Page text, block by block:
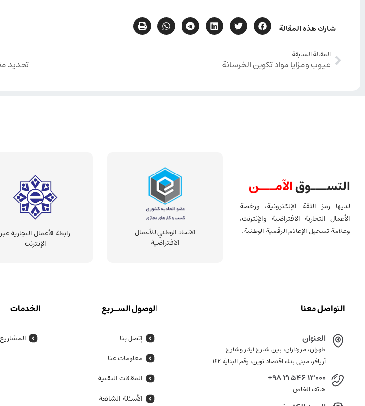
شارك هذه المقالة
المقالة السابقة
عيوب ومزايا مواد تكوين الخرسانة تحديد
التســـوقالآمـــن
لديها رمز الثقة الإلكترونية، ورخصة
الأعمال التجارية الافتراضية والإنترنت،
وعلامة تسجيل الإعلام الرقمية الوطنية.
الاتحاد الوطني للأعمال
الافتراضية
رابطة الأعمال التجارية عبر
الإنترنت
التواصل معنا
العنوان
طهران، مرزداران، بين شارع ايثار وشارع
آريافر، مبنى بنك اقتصاد نوين، رقم البناية ١٤٢
+98 21 546 13000
هاتف الخاص
الوصول السـريع
إتصل بنا
معلومات عنا
المقالات التقنية
الأسئلة الشائعة
الخدمات